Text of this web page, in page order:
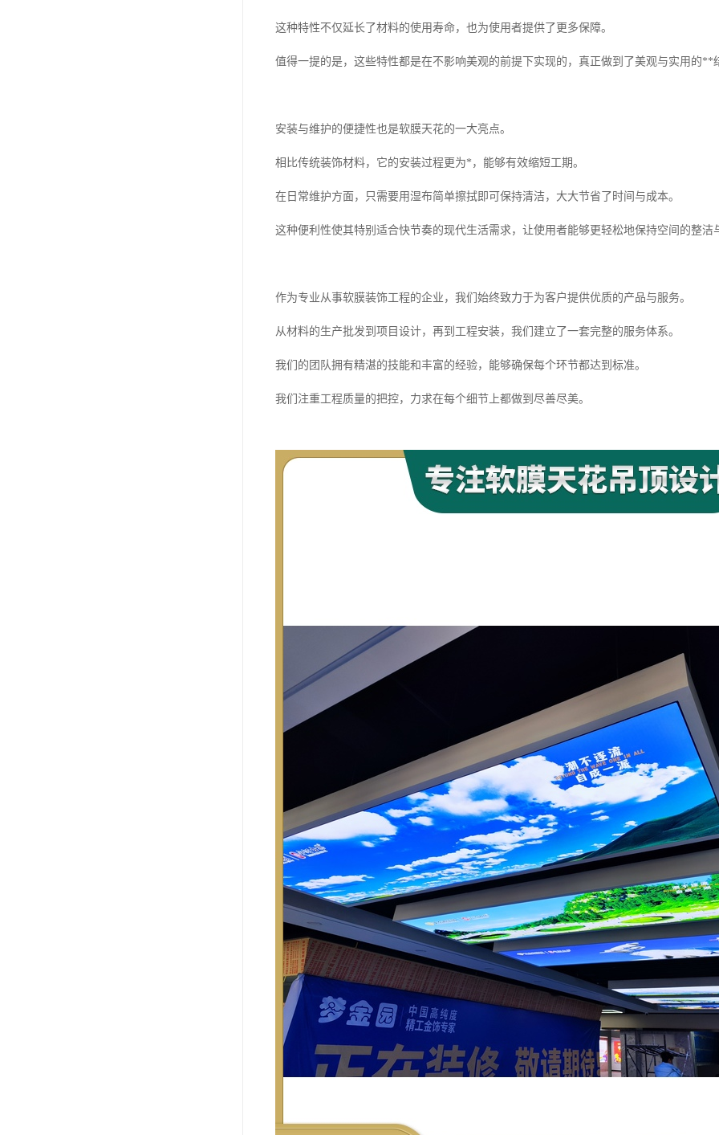
这种特性不仅延长了材料的使用寿命，也为使用者提供了更多保障。
值得一提的是，这些特性都是在不影响美观的前提下实现的，真正做到了美观与实用的**
安装与维护的便捷性也是软膜天花的一大亮点。
相比传统装饰材料，它的安装过程更为*，能够有效缩短工期。
在日常维护方面，只需要用湿布简单擦拭即可保持清洁，大大节省了时间与成本。
这种便利性使其特别适合快节奏的现代生活需求，让使用者能够更轻松地保持空间的整洁
作为专业从事软膜装饰工程的企业，我们始终致力于为客户提供优质的产品与服务。
从材料的生产批发到项目设计，再到工程安装，我们建立了一套完整的服务体系。
我们的团队拥有精湛的技能和丰富的经验，能够确保每个环节都达到标准。
我们注重工程质量的把控，力求在每个细节上都做到尽善尽美。